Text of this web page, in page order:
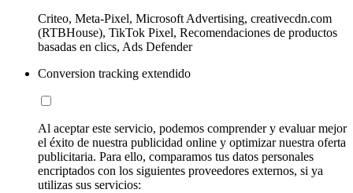
Criteo, Meta-Pixel, Microsoft Advertising, creativecdn.com
(RTBHouse), TikTok Pixel, Recomendaciones de productos
basadas en clics, Ads Defender
Conversion tracking extendido
Al aceptar este servicio, podemos comprender y evaluar mejor
el éxito de nuestra publicidad online y optimizar nuestra oferta
publicitaria. Para ello, comparamos tus datos personales
encriptados con los siguientes proveedores externos, si ya
utilizas sus servicios: